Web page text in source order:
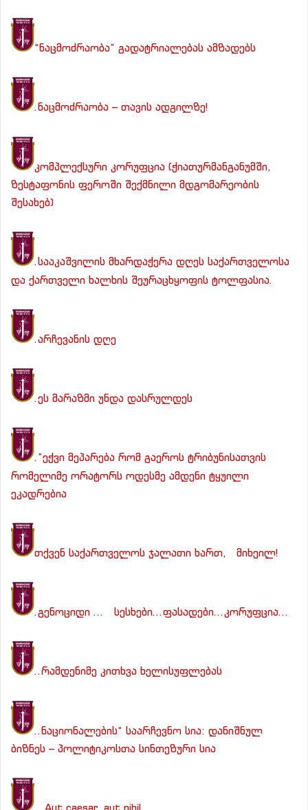
“ნაცმოძრაობა” გადატრიალებას ამზადებს
.ნაცმოძრაობა – თავის ადგილზე!
კომპლექსური კორუფცია (ჭიათურმანგანუმში,
ზესტაფონის ფეროში შექმნილი მდგომარეობის
შესახებ)
.სააკაშვილის მხარდაჭერა დღეს საქართველოსა
და ქართველი ხალხის შეურაცხყოფის ტოლფასია.
.არჩევანის დღე
.ეს მარაზმი უნდა დასრულდეს
.”ეჭვი მეპარება რომ გაეროს ტრიბუნისათვის
რომელიმე ორატორს ოდესმე ამდენი ტყუილი
ეკადრებია
თქვენ საქართველოს ჯალათი ხართ, მიხეილ!
.გენოციდი … სესხები…ფასადები…კორუფცია…
..რამდენიმე კითხვა ხელისუფლებას
..ნაციონალების“ საარჩევნო სია: დანიშნულ
ბიზნეს – პოლიტიკოსთა სინთეზური სია